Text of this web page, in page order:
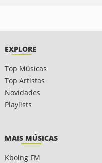
EXPLORE
Top Músicas
Top Artistas
Novidades
Playlists
MAIS MÚSICAS
Kboing FM